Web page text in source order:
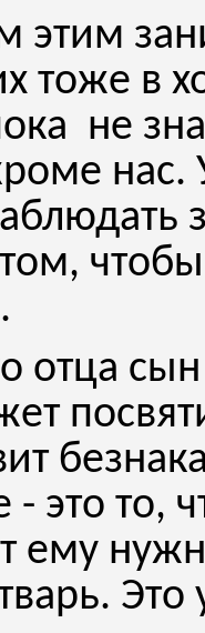
тоже в
не
нас.
отца
- это
ему